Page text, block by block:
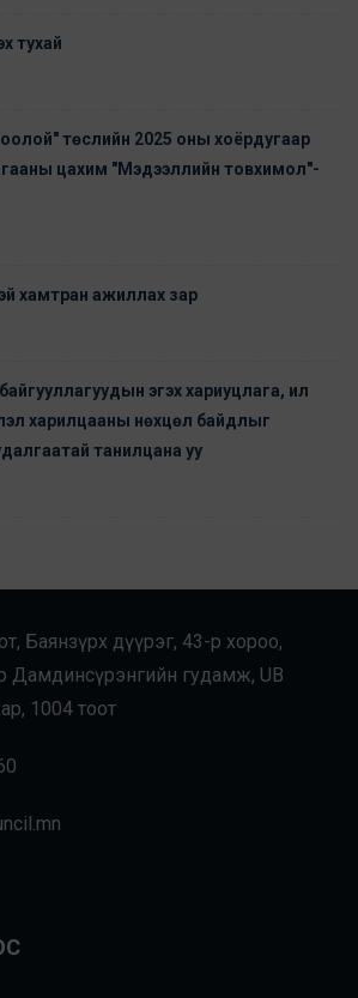
тухай
төслийн 2025 оны хоёрдугаар
цахим "Мэдээллийн товхимол"-
хамтран ажиллах зар
эгэх хариуцлага, ил
харилцааны нөхцөл байдлыг
танилцана уу
Баянзүрх дүүрэг, 43-р хороо,
Дамдинсүрэнгийн гудамж, UB
1004 тоот